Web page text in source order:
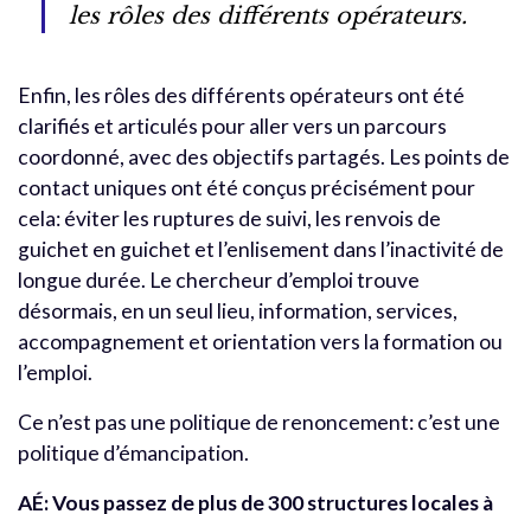
les rôles des différents opérateurs.
Enfin, les rôles des différents opérateurs ont été
clarifiés et articulés pour aller vers un parcours
coordonné, avec des objectifs partagés. Les points de
contact uniques ont été conçus précisément pour
cela: éviter les ruptures de suivi, les renvois de
guichet en guichet et l’enlisement dans l’inactivité de
longue durée. Le chercheur d’emploi trouve
désormais, en un seul lieu, information, services,
accompagnement et orientation vers la formation ou
l’emploi.
Ce n’est pas une politique de renoncement: c’est une
politique d’émancipation.
AÉ: Vous passez de plus de 300 structures locales à